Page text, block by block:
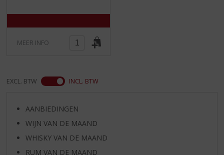
MEER INFO
EXCL. BTW INCL. BTW
AANBIEDINGEN
WIJN VAN DE MAAND
WHISKY VAN DE MAAND
RUM VAN DE MAAND